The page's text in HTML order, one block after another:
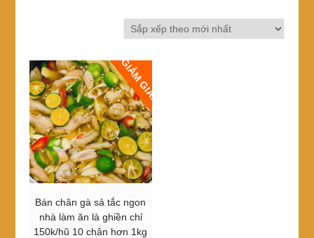
GIẢM GIÁ!
Bán chân gà sả tắc ngon
nhà làm ăn là ghiền chỉ
150k/hũ 10 chân hơn 1kg